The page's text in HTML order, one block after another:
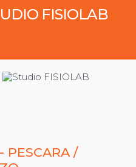
FISIOLAB
PESCARA /